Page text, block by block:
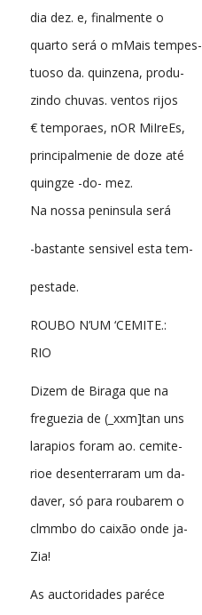
dia dez. e, finalmente o
quarto será o mMais tempes-
tuoso da. quinzena, produ-
zindo chuvas. ventos rijos
€ temporaes, nOR MiIreEs,
principalmenie de doze até
quingze -do- mez.
Na nossa peninsula será
-bastante sensivel esta tem-
pestade.
ROUBO N’UM ‘CEMITE.:
RIO
Dizem de Biraga que na
freguezia de (_xxm]tan uns
larapios foram ao. cemite-
rioe desenterraram um da-
daver, só para roubarem o
clmmbo do caixão onde ja-
Zia!
As auctoridades paréce